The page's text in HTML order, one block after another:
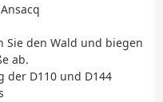
Sie den Wald und biegen
ab.
der D110 und D144